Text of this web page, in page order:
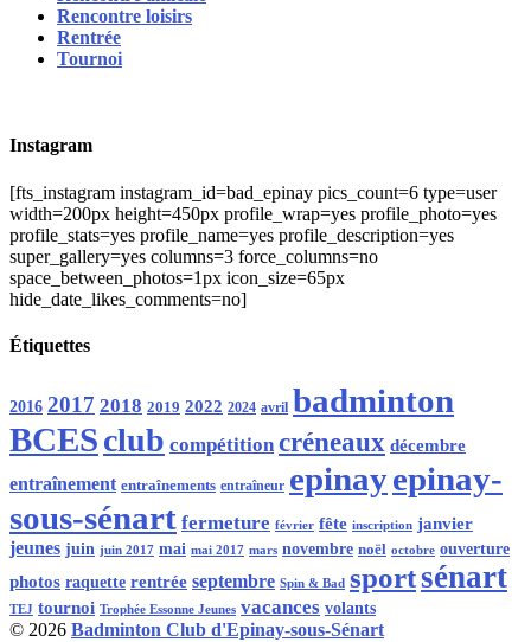
Rencontre loisirs
Rentrée
Tournoi
Instagram
[fts_instagram instagram_id=bad_epinay pics_count=6 type=user
width=200px height=450px profile_wrap=yes profile_photo=yes
profile_stats=yes profile_name=yes profile_description=yes
super_gallery=yes columns=3 force_columns=no
space_between_photos=1px icon_size=65px
hide_date_likes_comments=no]
Étiquettes
2016 2017 2018 2019 2022 2024 avril badminton
BCESclub compétition créneaux décembre
entraînement entraînements entraîneur epinayepinay-
sous-sénart fermeture février fête inscription janvier
jeunes juin juin 2017 mai mai 2017 mars novembre noël octobre ouverture
photos raquette rentrée septembre Spin & Bad sportsénart
TEJ tournoi Trophée Essonne Jeunes vacances volants
© 2026 Badminton Club d'Epinay-sous-Sénart